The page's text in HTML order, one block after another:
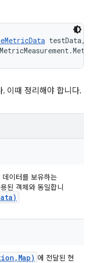
testData,
이때 정리해야 합니다.
이터를 보유하는
된 객체와 동일합니
, Map) 에 전달된 현